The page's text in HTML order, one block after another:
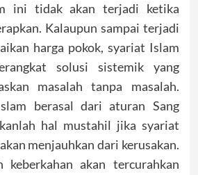
ini tidak akan terjadi ketika
Kalaupun sampai terjadi
harga pokok, syariat Islam
solusi sistemik yang
masalah tanpa masalah.
berasal dari aturan Sang
hal mustahil jika syariat
menjauhkan dari kerusakan.
keberkahan akan tercurahkan